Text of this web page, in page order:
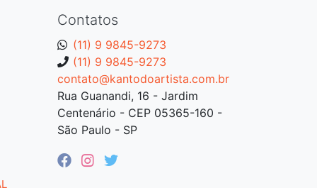
Contatos
(11) 9 9845-9273
(11) 9 9845-9273
contato@kantodoartista.com.br
Rua Guanandi, 16 - Jardim
Centenário - CEP 05365-160 -
São Paulo - SP